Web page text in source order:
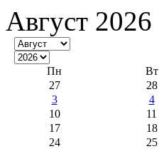
Август 2026
Пн Вт
27
28
3
4
10
11
17
18
24
25